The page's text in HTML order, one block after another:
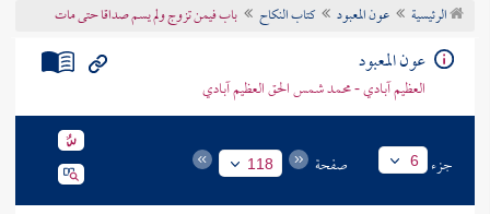
تراجم الأعلام
الرئيسية عون المعبود كتاب النكاح باب فيمن تزوج ولم يسم صداقا حتى مات
عون المعبود
العظيم آبادي - محمد شمس الحق العظيم آبادي
جزء 6 صفحة 118